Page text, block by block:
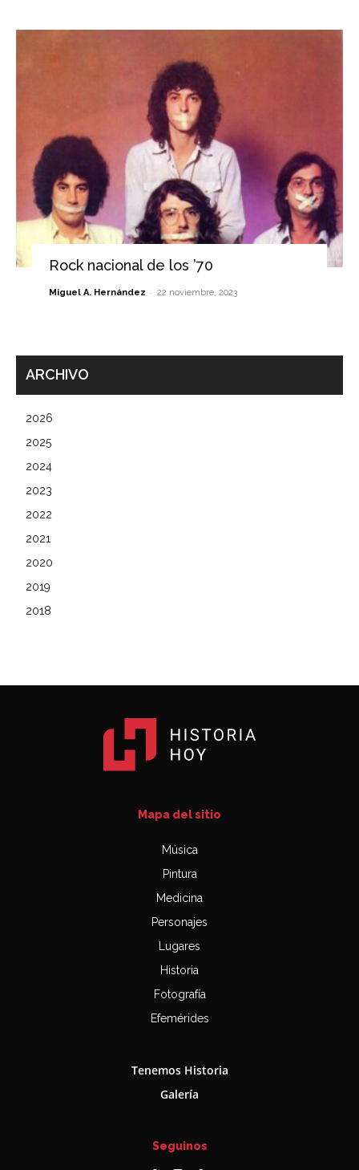
Rock nacional de los ’70
Miguel A. Hernández - 22 noviembre, 2023
ARCHIVO
2026
2025
2024
2023
2022
2021
2020
2019
2018
Mapa del sitio
Música
Pintura
Medicina
Personajes
Lugares
Historia
Fotografía
Efemérides
Tenemos Historia
Galería
Seguinos